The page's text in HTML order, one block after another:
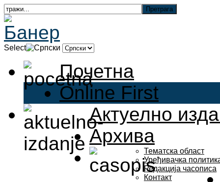
Select
Почетна
Online First
Актуелно
Архива
Тематска област
Уређивачка
Редакција часописа
Контакт